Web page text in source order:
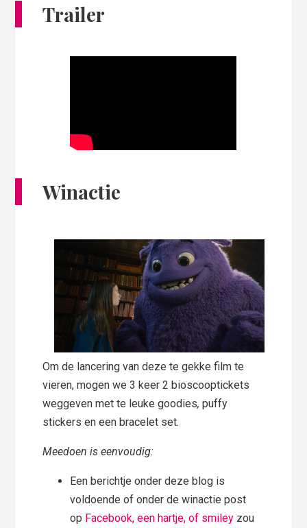
Trailer
Winactie
Om de lancering van deze te gekke film te
vieren, mogen we 3 keer 2 bioscooptickets
weggeven met te leuke goodies,puffy
stickers en een bracelet set.
Meedoen is eenvoudig:
Een berichtje onder deze blog is
voldoende of onder de winactie post
op Facebook, een hartje, of smiley zou